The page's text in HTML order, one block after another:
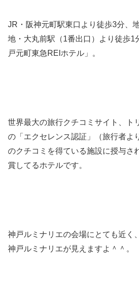
JR・阪神元町駅東口より徒歩3分、
地・大丸前駅（1番出口）より徒歩1
戸元町東急REIホテル」。
世界最大の旅行クチコミサイト、ト
の「エクセレンス認証」（旅行者よ
のクチコミを得ている施設に授与さ
賞してるホテルです。
神戸ルミナリエの会場にとても近く
神戸ルミナリエが見えますよ＾＾。